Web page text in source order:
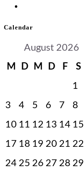
Calendar
August 2026
M
D M D F S
1
3
4 5 6 7 8
10 11 12 13 14 15
17 18 19 20 21 22
24 25 26 27 28 29